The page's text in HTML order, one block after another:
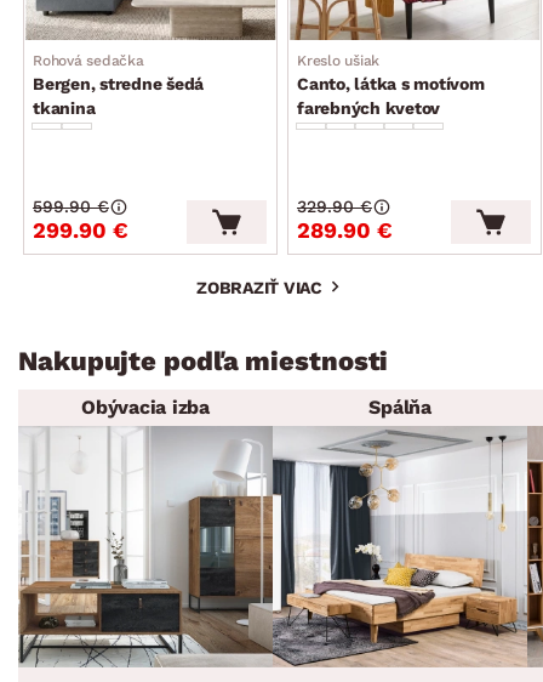
Rohová sedačka
Bergen, stredne šedá
tkanina
299.90 €
599.90 €
Kreslo ušiak
Canto, látka s motívom
farebných kvetov
289.90 €
329.90 €
ZOBRAZIŤ VIAC
Nakupujte podľa miestnosti
Obývacia izba Spálňa